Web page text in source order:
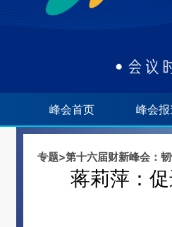
峰会首页 峰会报
专题>第十六届财新峰会：
蒋莉萍：